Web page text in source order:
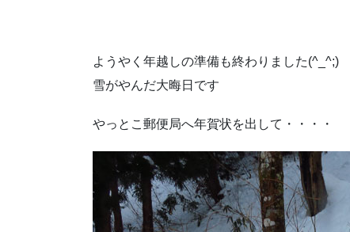
ようやく年越しの準備も終わりました(^_^;)
雪がやんだ大晦日です
やっとこ郵便局へ年賀状を出して・・・・